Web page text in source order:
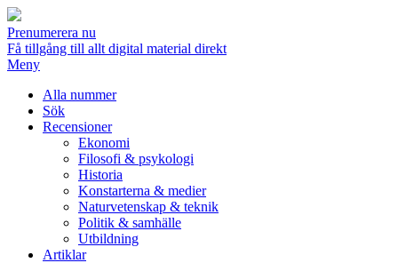
Prenumerera nu
Få tillgång till allt digital material direkt
Meny
Alla nummer
Sök
Recensioner
Ekonomi
Filosofi & psykologi
Historia
Konstarterna & medier
Naturvetenskap & teknik
Politik & samhälle
Utbildning
Artiklar